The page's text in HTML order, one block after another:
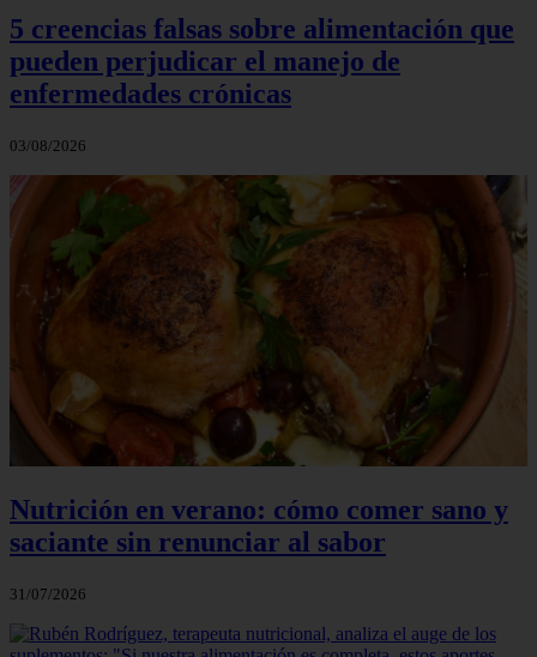
5 creencias falsas sobre alimentación que
pueden perjudicar el manejo de
enfermedades crónicas
03/08/2026
Nutrición en verano: cómo comer sano y
saciante sin renunciar al sabor
31/07/2026